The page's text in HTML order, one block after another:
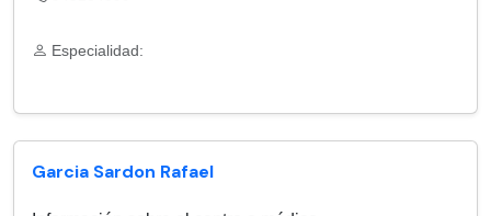
Especialidad:
Garcia Sardon Rafael